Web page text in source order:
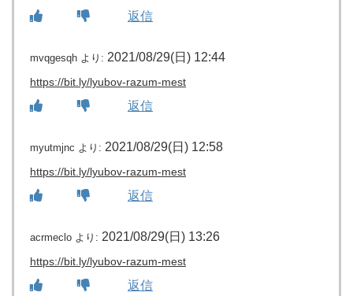
返信
mvqgesqh より: 2021/08/29(日) 12:44
https://bit.ly/lyubov-razum-mest
返信
myutmjnc より: 2021/08/29(日) 12:58
https://bit.ly/lyubov-razum-mest
返信
acrmeclo より: 2021/08/29(日) 13:26
https://bit.ly/lyubov-razum-mest
返信